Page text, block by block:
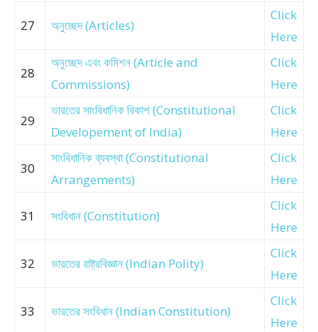
27 অনুচ্ছেদ (Articles)
Click
Here
28
অনুচ্ছেদ এবং কমিশন (Article and
Commissions)
Click
Here
29
ভারতের সাংবিধানিক বিকাশ (Constitutional
Developement of India)
Click
Here
30
সাংবিধানিক ব্যবস্থা (Constitutional
Arrangements)
Click
Here
31 সংবিধান (Constitution)
Click
Here
32 ভারতের রাষ্ট্রবিজ্ঞান (Indian Polity)
Click
Here
33 ভারতের সংবিধান (Indian Constitution)
Click
Here